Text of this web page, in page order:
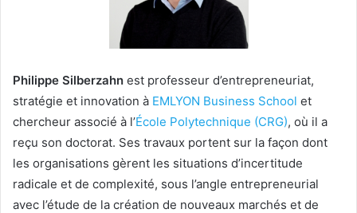
Philippe Silberzahn est professeur d’entrepreneuriat,
stratégie et innovation à EMLYON Business School et
chercheur associé à l’École Polytechnique (CRG), où il a
reçu son doctorat. Ses travaux portent sur la façon dont
les organisations gèrent les situations d’incertitude
radicale et de complexité, sous l’angle entrepreneurial
avec l’étude de la création de nouveaux marchés et de